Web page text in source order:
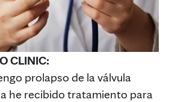
CLINIC:
prolapso de la válvula
he recibido tratamiento para